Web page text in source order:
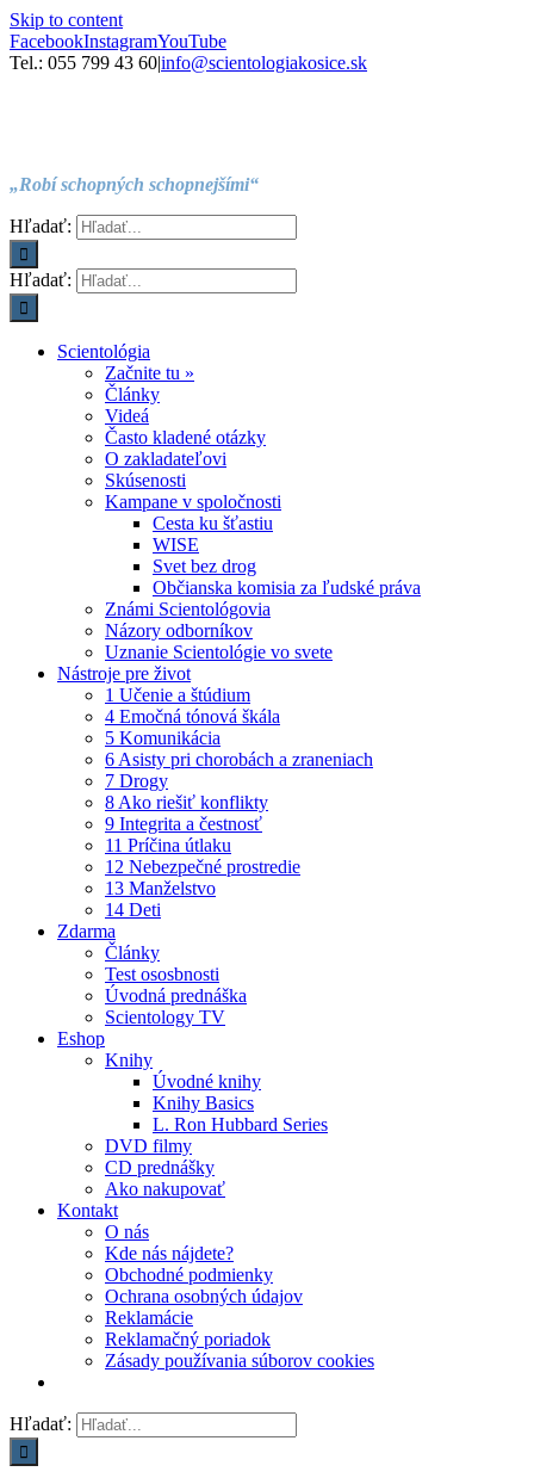
Skip to content
FacebookInstagramYouTube
Tel.: 055 799 43 60|info@scientologiakosice.sk
„Robí schopných schopnejšími“
Hľadať:
Hľadať:
Scientológia
Začnite tu »
Články
Videá
Často kladené otázky
O zakladateľovi
Skúsenosti
Kampane v spoločnosti
Cesta ku šťastiu
WISE
Svet bez drog
Občianska komisia za ľudské práva
Známi Scientológovia
Názory odborníkov
Uznanie Scientológie vo svete
Nástroje pre život
1 Učenie a štúdium
4 Emočná tónová škála
5 Komunikácia
6 Asisty pri chorobách a zraneniach
7 Drogy
8 Ako riešiť konflikty
9 Integrita a čestnosť
11 Príčina útlaku
12 Nebezpečné prostredie
13 Manželstvo
14 Deti
Zdarma
Články
Test ososbnosti
Úvodná prednáška
Scientology TV
Eshop
Knihy
Úvodné knihy
Knihy Basics
L. Ron Hubbard Series
DVD filmy
CD prednášky
Ako nakupovať
Kontakt
O nás
Kde nás nájdete?
Obchodné podmienky
Ochrana osobných údajov
Reklamácie
Reklamačný poriadok
Zásady používania súborov cookies
Hľadať: